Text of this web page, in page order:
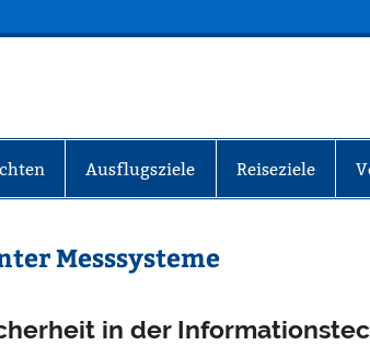
Ausflugsziele Reiseziele
Messsysteme
in der